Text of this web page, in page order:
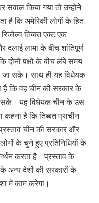
सवाल किया गया तो उन्होंने
है कि अमेरिकी लोगों के हित
तिब्बत एक्ट एक
दलाई लामा के बीच शांतिपूर्ण
दोनों पक्षों के बीच लंबे समय
जा सके। साथ ही यह विधेयक
है कि वह चीन की सरकार के
सके। यह विधेयक चीन के उस
है कि तिब्बत प्राचीन
चीन की सरकार और
के चुने हुए प्रतिनिधियों के
करता है। प्रस्ताव के
के अन्य देशों की सरकारों के
में काम करेगा।